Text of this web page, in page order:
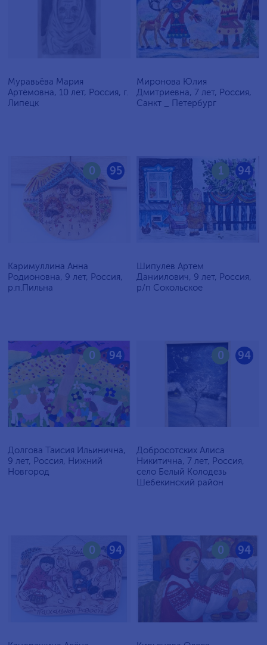
Муравьёва Мария
Артёмовна, 10 лет, Россия, г.
Липецк
Миронова Юлия
Дмитриевна, 7 лет, Россия,
Санкт _ Петербург
95
0
Каримуллина Анна
Родионовна, 9 лет, Россия,
р.п.Пильна
94
1
Шипулев Артем
Даниилович, 9 лет, Россия,
р/п Сокольское
94
0
Долгова Таисия Ильинична,
9 лет, Россия, Нижний
Новгород
94
0
Добросотских Алиса
Никитична, 7 лет, Россия,
село Белый Колодезь
Шебекинский район
94
0 94
0